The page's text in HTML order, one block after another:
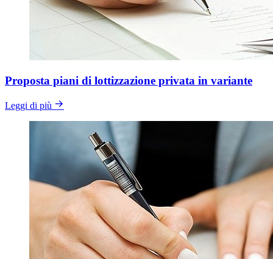
Proposta piani di lottizzazione privata in variante
Leggi di più